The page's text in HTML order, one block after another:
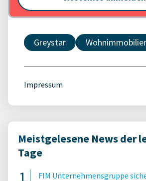
Greystar
Impressum
Meistgelesene News der
Tage
FIM Unternehmensgruppe